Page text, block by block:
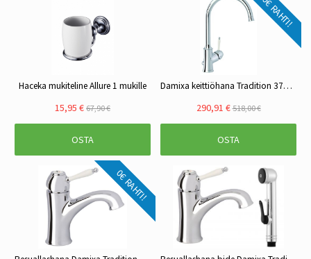
Haceka mukiteline Allure 1 mukille
15,95 € 67,90 €
OSTA
0€ RAHTI!
Damixa keittiöhana Tradition 37071 pkv
290,91 € 518,00 €
OSTA
0€ RAHTI!